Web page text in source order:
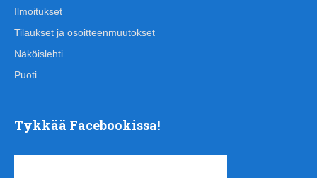
Ilmoitukset
Tilaukset ja osoitteenmuutokset
Näköislehti
Puoti
Tykkää Facebookissa!